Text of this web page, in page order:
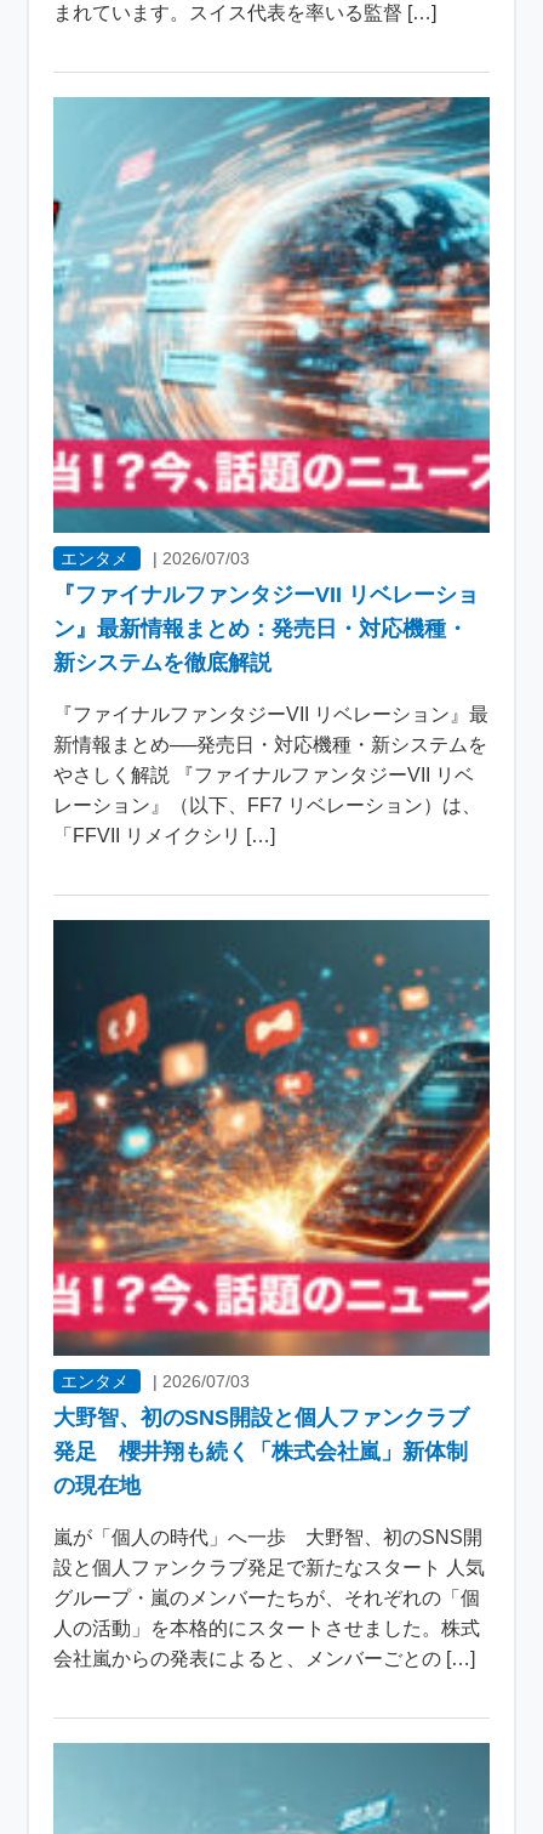
まれています。スイス代表を率いる監督 […]
エンタメ | 2026/07/03
『ファイナルファンタジーVII リベレーショ
ン』最新情報まとめ：発売日・対応機種・
新システムを徹底解説
『ファイナルファンタジーVII リベレーション』最
新情報まとめ──発売日・対応機種・新システムを
やさしく解説 『ファイナルファンタジーVII リベ
レーション』（以下、FF7 リベレーション）は、
「FFVII リメイクシリ […]
エンタメ |2026/07/03
大野智、初のSNS開設と個人ファンクラブ
発足 櫻井翔も続く「株式会社嵐」新体制
の現在地
嵐が「個人の時代」へ一歩 大野智、初のSNS開
設と個人ファンクラブ発足で新たなスタート 人気
グループ・嵐のメンバーたちが、それぞれの「個
人の活動」を本格的にスタートさせました。株式
会社嵐からの発表によると、メンバーごとの […]